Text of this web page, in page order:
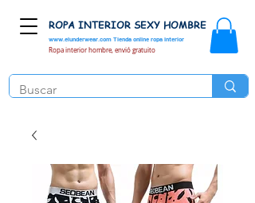
www.elunderwear.com Tienda online ropa interior
ROPA INTERIOR SEXY HOMBRE
Ropa interior hombre, envió gratuito